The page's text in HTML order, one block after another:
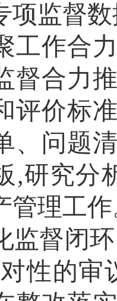
项监督
工作合
督合力
评价标
、问题
,研究分
管理工
监督闭环
性的审